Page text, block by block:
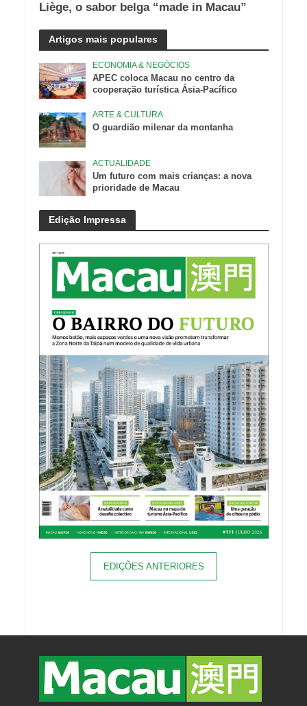
Liège, o sabor belga “made in Macau”
Artigos mais populares
ECONOMIA & NEGÓCIOS
APEC coloca Macau no centro da
cooperação turística Ásia-Pacífico
ARTE & CULTURA
O guardião milenar da montanha
ACTUALIDADE
Um futuro com mais crianças: a nova
prioridade de Macau
Edição Impressa
EDIÇÕES ANTERIORES